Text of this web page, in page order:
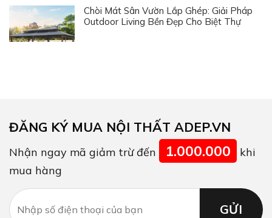
Chòi Mát Sân Vườn Lắp Ghép: Giải Pháp
Outdoor Living Bền Đẹp Cho Biệt Thự
ĐĂNG KÝ MUA NỘI THẤT ADEP.VN
Nhận ngay mã giảm trừ đến 1.000.000
khi
mua hàng